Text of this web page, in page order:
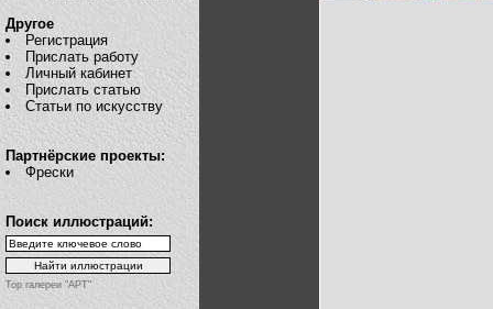
Другое
Регистрация
Прислать работу
Личный кабинет
Прислать статью
Статьи по искусству
Партнёрские проекты:
Фрески
Поиск иллюстраций:
Top галереи "АРТ"